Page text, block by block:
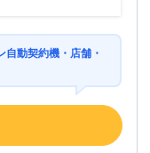
自動契約機・店舗・